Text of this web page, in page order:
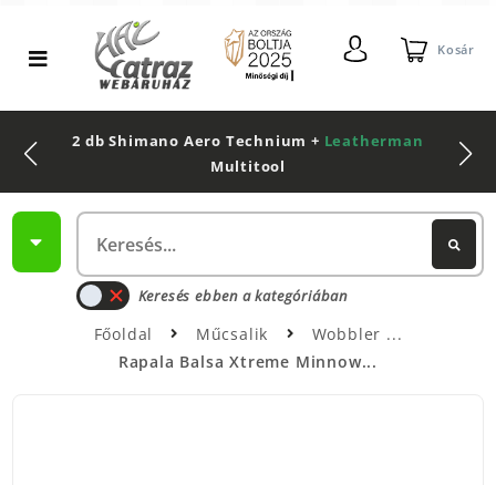
Kosár
2 db Shimano Aero Technium + Leatherman
Multitool
Keresés ebben a kategóriában
Főoldal Műcsalik
Wobbler
Rapala Balsa Xtreme Minnow...